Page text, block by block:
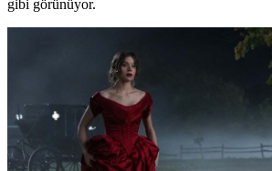
gibi görünüyor.